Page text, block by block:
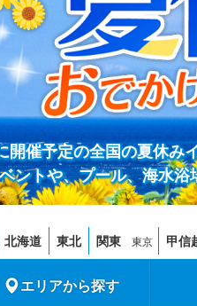
開催予定の全国の夏休み
ントや、プール、海水
北海道 東北 関東 東京 甲信
エリアから探す